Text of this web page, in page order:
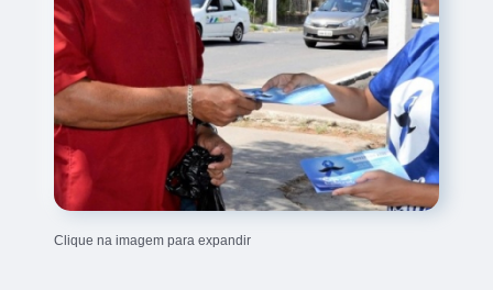
Clique na imagem para expandir